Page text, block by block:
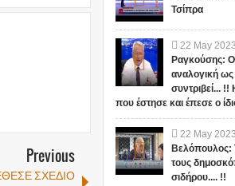
Previous
ΣΧΕΔΙΟ
Τσίπρα
22 May 2023
Ραγκούσης:
αναλογική
συντριβεί...
που έστησε και έπεσε ο
22 May 2023
Βελόπουλος:
τους
σιδήρου.... !!